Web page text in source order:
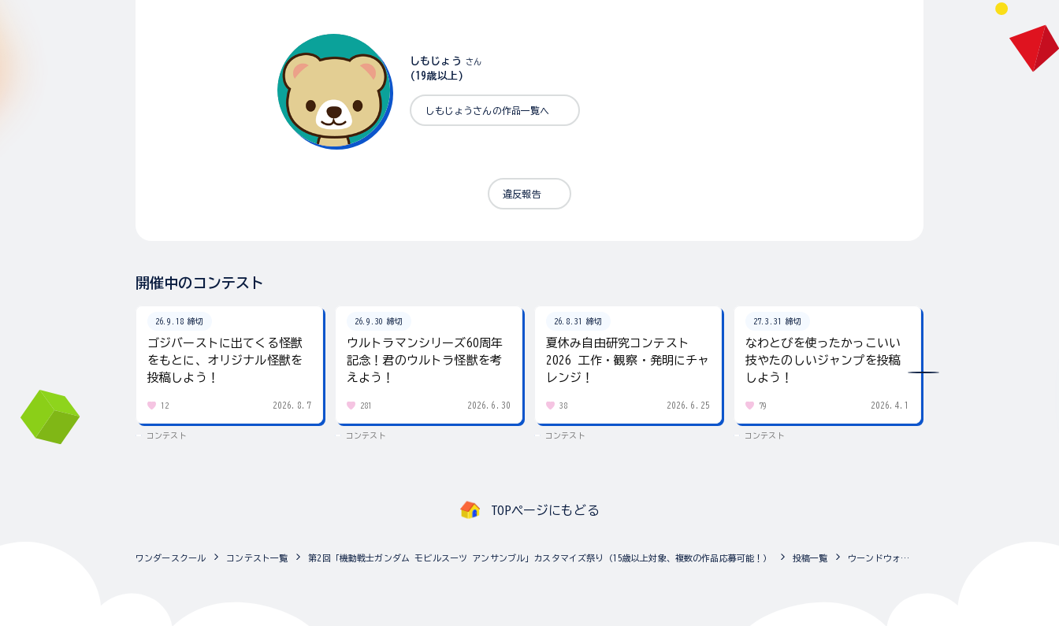
しもじょう さん
(19歳以上)
しもじょうさんの作品一覧へ
違反報告
開催中のコンテスト
26.9.18 締切
ゴジバーストに出てくる怪獣
をもとに、オリジナル怪獣を
投稿しよう！
12 2026.8.7
コンテスト
26.9.30 締切
ウルトラマンシリーズ60周年
記念！君のウルトラ怪獣を考
えよう！
281 2026.6.30
コンテスト
26.8.31 締切
夏休み自由研究コンテスト
2026 工作・観察・発明にチャ
レンジ！
38 2026.6.25
コンテスト
27.3.31 締切
なわとびを使ったかっこいい
技やたのしいジャンプを投稿
しよう！
79 2026.4.1
コンテスト
TOPページにもどる
ワンダースクール コンテスト一覧 第2回「機動戦士ガンダム モビルスーツ アンサンブル」カスタマイズ祭り（15歳以上対象、複数の作品応募可能！） 投稿一覧 ウーンドウォート アナザースタイルⅡ